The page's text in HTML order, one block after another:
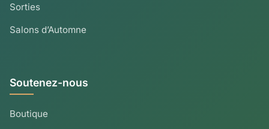
Sorties
Salons d’Automne
Soutenez-nous
Boutique